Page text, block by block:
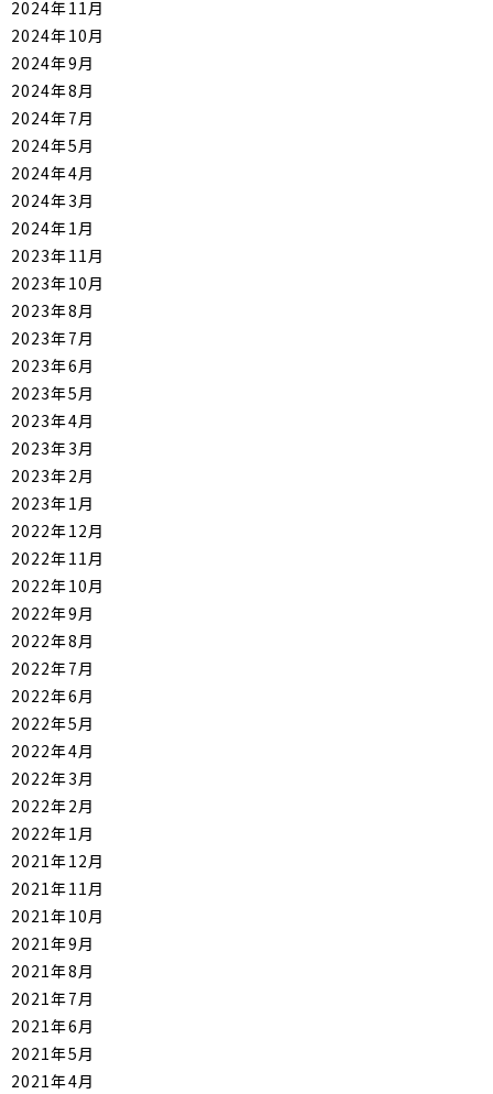
2024年11月
2024年10月
2024年9月
2024年8月
2024年7月
2024年5月
2024年4月
2024年3月
2024年1月
2023年11月
2023年10月
2023年8月
2023年7月
2023年6月
2023年5月
2023年4月
2023年3月
2023年2月
2023年1月
2022年12月
2022年11月
2022年10月
2022年9月
2022年8月
2022年7月
2022年6月
2022年5月
2022年4月
2022年3月
2022年2月
2022年1月
2021年12月
2021年11月
2021年10月
2021年9月
2021年8月
2021年7月
2021年6月
2021年5月
2021年4月